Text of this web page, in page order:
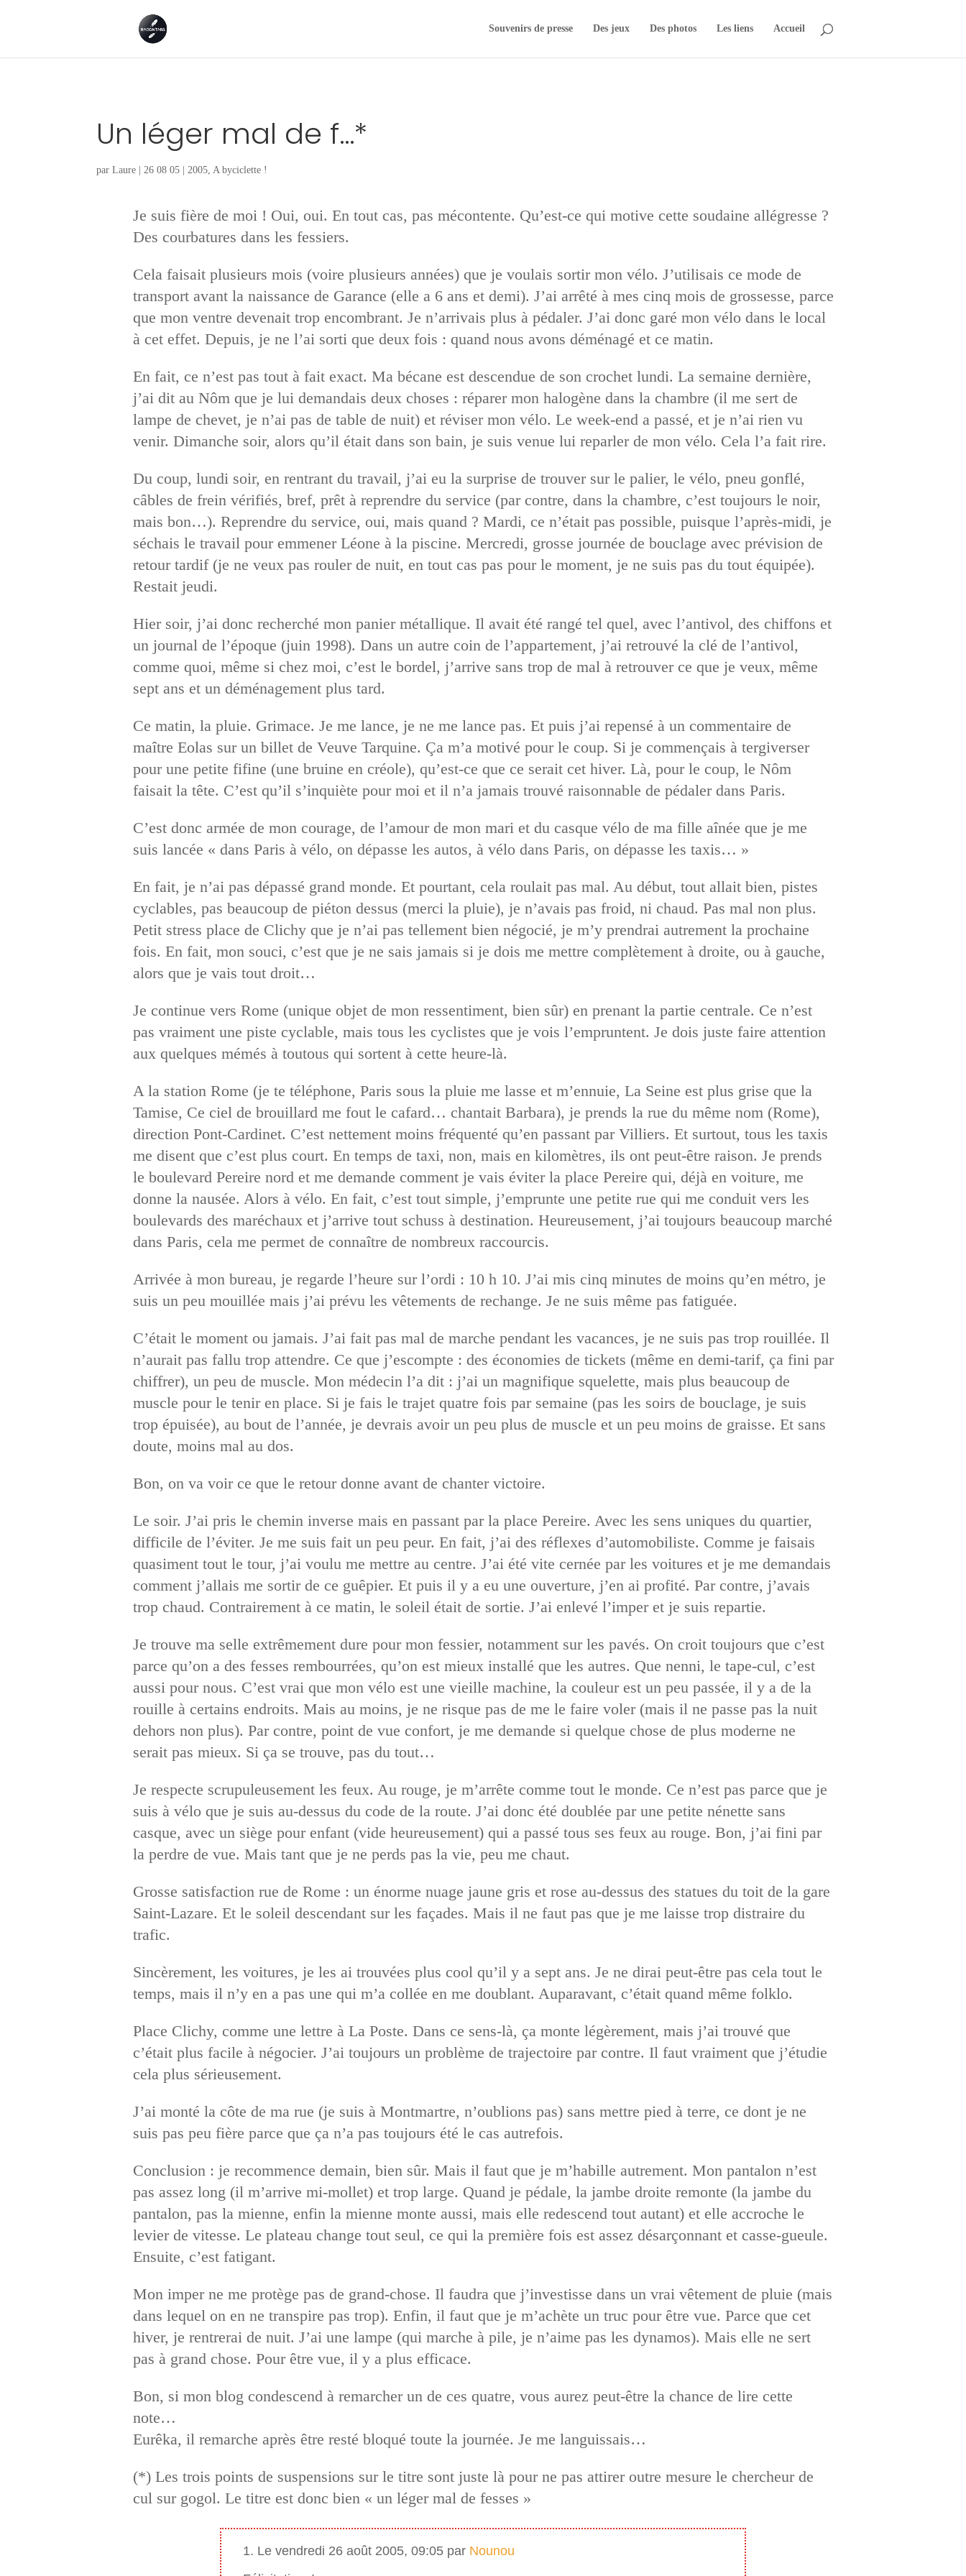
Souvenirs de presse Des jeux Des photos Les liens Accueil
Un léger mal de f…*
parLaure | 26 08 05 | 2005 A byciclette !
Je suis fière de moi ! Oui, oui. En tout cas, pas mécontente. Qu’est-ce qui motive cette soudaine allégresse ?
Des courbatures dans les fessiers.
Cela faisait plusieurs mois (voire plusieurs années) que je voulais sortir mon vélo. J’utilisais ce mode de
transport avant la naissance de Garance (elle a 6 ans et demi). J’ai arrêté à mes cinq mois de grossesse, parce
que mon ventre devenait trop encombrant. Je n’arrivais plus à pédaler. J’ai donc garé mon vélo dans le local
à cet effet. Depuis, je ne l’ai sorti que deux fois : quand nous avons déménagé et ce matin.
En fait, ce n’est pas tout à fait exact. Ma bécane est descendue de son crochet lundi. La semaine dernière,
j’ai dit au Nôm que je lui demandais deux choses : réparer mon halogène dans la chambre (il me sert de
lampe de chevet, je n’ai pas de table de nuit) et réviser mon vélo. Le week-end a passé, et je n’ai rien vu
venir. Dimanche soir, alors qu’il était dans son bain, je suis venue lui reparler de mon vélo. Cela l’a fait rire.
Du coup, lundi soir, en rentrant du travail, j’ai eu la surprise de trouver sur le palier, le vélo, pneu gonflé,
câbles de frein vérifiés, bref, prêt à reprendre du service (par contre, dans la chambre, c’est toujours le noir,
mais bon…). Reprendre du service, oui, mais quand ? Mardi, ce n’était pas possible, puisque l’après-midi, je
séchais le travail pour emmener Léone à la piscine. Mercredi, grosse journée de bouclage avec prévision de
retour tardif (je ne veux pas rouler de nuit, en tout cas pas pour le moment, je ne suis pas du tout équipée).
Restait jeudi.
Hier soir, j’ai donc recherché mon panier métallique. Il avait été rangé tel quel, avec l’antivol, des chiffons et
un journal de l’époque (juin 1998). Dans un autre coin de l’appartement, j’ai retrouvé la clé de l’antivol,
comme quoi, même si chez moi, c’est le bordel, j’arrive sans trop de mal à retrouver ce que je veux, même
sept ans et un déménagement plus tard.
Ce matin, la pluie. Grimace. Je me lance, je ne me lance pas. Et puis j’ai repensé à un commentaire de
maître Eolas sur un billet de Veuve Tarquine. Ça m’a motivé pour le coup. Si je commençais à tergiverser
pour une petite fifine (une bruine en créole), qu’est-ce que ce serait cet hiver. Là, pour le coup, le Nôm
faisait la tête. C’est qu’il s’inquiète pour moi et il n’a jamais trouvé raisonnable de pédaler dans Paris.
C’est donc armée de mon courage, de l’amour de mon mari et du casque vélo de ma fille aînée que je me
suis lancée « dans Paris à vélo, on dépasse les autos, à vélo dans Paris, on dépasse les taxis… »
En fait, je n’ai pas dépassé grand monde. Et pourtant, cela roulait pas mal. Au début, tout allait bien, pistes
cyclables, pas beaucoup de piéton dessus (merci la pluie), je n’avais pas froid, ni chaud. Pas mal non plus.
Petit stress place de Clichy que je n’ai pas tellement bien négocié, je m’y prendrai autrement la prochaine
fois. En fait, mon souci, c’est que je ne sais jamais si je dois me mettre complètement à droite, ou à gauche,
alors que je vais tout droit…
Je continue vers Rome (unique objet de mon ressentiment, bien sûr) en prenant la partie centrale. Ce n’est
pas vraiment une piste cyclable, mais tous les cyclistes que je vois l’empruntent. Je dois juste faire attention
aux quelques mémés à toutous qui sortent à cette heure-là.
A la station Rome (je te téléphone, Paris sous la pluie me lasse et m’ennuie, La Seine est plus grise que la
Tamise, Ce ciel de brouillard me fout le cafard… chantait Barbara), je prends la rue du même nom (Rome),
direction Pont-Cardinet. C’est nettement moins fréquenté qu’en passant par Villiers. Et surtout, tous les taxis
me disent que c’est plus court. En temps de taxi, non, mais en kilomètres, ils ont peut-être raison. Je prends
le boulevard Pereire nord et me demande comment je vais éviter la place Pereire qui, déjà en voiture, me
donne la nausée. Alors à vélo. En fait, c’est tout simple, j’emprunte une petite rue qui me conduit vers les
boulevards des maréchaux et j’arrive tout schuss à destination. Heureusement, j’ai toujours beaucoup marché
dans Paris, cela me permet de connaître de nombreux raccourcis.
Arrivée à mon bureau, je regarde l’heure sur l’ordi : 10 h 10. J’ai mis cinq minutes de moins qu’en métro, je
suis un peu mouillée mais j’ai prévu les vêtements de rechange. Je ne suis même pas fatiguée.
C’était le moment ou jamais. J’ai fait pas mal de marche pendant les vacances, je ne suis pas trop rouillée. Il
n’aurait pas fallu trop attendre. Ce que j’escompte : des économies de tickets (même en demi-tarif, ça fini par
chiffrer), un peu de muscle. Mon médecin l’a dit : j’ai un magnifique squelette, mais plus beaucoup de
muscle pour le tenir en place. Si je fais le trajet quatre fois par semaine (pas les soirs de bouclage, je suis
trop épuisée), au bout de l’année, je devrais avoir un peu plus de muscle et un peu moins de graisse. Et sans
doute, moins mal au dos.
Bon, on va voir ce que le retour donne avant de chanter victoire.
Le soir. J’ai pris le chemin inverse mais en passant par la place Pereire. Avec les sens uniques du quartier,
difficile de l’éviter. Je me suis fait un peu peur. En fait, j’ai des réflexes d’automobiliste. Comme je faisais
quasiment tout le tour, j’ai voulu me mettre au centre. J’ai été vite cernée par les voitures et je me demandais
comment j’allais me sortir de ce guêpier. Et puis il y a eu une ouverture, j’en ai profité. Par contre, j’avais
trop chaud. Contrairement à ce matin, le soleil était de sortie. J’ai enlevé l’imper et je suis repartie.
Je trouve ma selle extrêmement dure pour mon fessier, notamment sur les pavés. On croit toujours que c’est
parce qu’on a des fesses rembourrées, qu’on est mieux installé que les autres. Que nenni, le tape-cul, c’est
aussi pour nous. C’est vrai que mon vélo est une vieille machine, la couleur est un peu passée, il y a de la
rouille à certains endroits. Mais au moins, je ne risque pas de me le faire voler (mais il ne passe pas la nuit
dehors non plus). Par contre, point de vue confort, je me demande si quelque chose de plus moderne ne
serait pas mieux. Si ça se trouve, pas du tout…
Je respecte scrupuleusement les feux. Au rouge, je m’arrête comme tout le monde. Ce n’est pas parce que je
suis à vélo que je suis au-dessus du code de la route. J’ai donc été doublée par une petite nénette sans
casque, avec un siège pour enfant (vide heureusement) qui a passé tous ses feux au rouge. Bon, j’ai fini par
la perdre de vue. Mais tant que je ne perds pas la vie, peu me chaut.
Grosse satisfaction rue de Rome : un énorme nuage jaune gris et rose au-dessus des statues du toit de la gare
Saint-Lazare. Et le soleil descendant sur les façades. Mais il ne faut pas que je me laisse trop distraire du
trafic.
Sincèrement, les voitures, je les ai trouvées plus cool qu’il y a sept ans. Je ne dirai peut-être pas cela tout le
temps, mais il n’y en a pas une qui m’a collée en me doublant. Auparavant, c’était quand même folklo.
Place Clichy, comme une lettre à La Poste. Dans ce sens-là, ça monte légèrement, mais j’ai trouvé que
c’était plus facile à négocier. J’ai toujours un problème de trajectoire par contre. Il faut vraiment que j’étudie
cela plus sérieusement.
J’ai monté la côte de ma rue (je suis à Montmartre, n’oublions pas) sans mettre pied à terre, ce dont je ne
suis pas peu fière parce que ça n’a pas toujours été le cas autrefois.
Conclusion : je recommence demain, bien sûr. Mais il faut que je m’habille autrement. Mon pantalon n’est
pas assez long (il m’arrive mi-mollet) et trop large. Quand je pédale, la jambe droite remonte (la jambe du
pantalon, pas la mienne, enfin la mienne monte aussi, mais elle redescend tout autant) et elle accroche le
levier de vitesse. Le plateau change tout seul, ce qui la première fois est assez désarçonnant et casse-gueule.
Ensuite, c’est fatigant.
Mon imper ne me protège pas de grand-chose. Il faudra que j’investisse dans un vrai vêtement de pluie (mais
dans lequel on en ne transpire pas trop). Enfin, il faut que je m’achète un truc pour être vue. Parce que cet
hiver, je rentrerai de nuit. J’ai une lampe (qui marche à pile, je n’aime pas les dynamos). Mais elle ne sert
pas à grand chose. Pour être vue, il y a plus efficace.
Bon, si mon blog condescend à remarcher un de ces quatre, vous aurez peut-être la chance de lire cette
note…
Eurêka, il remarche après être resté bloqué toute la journée. Je me languissais…
(*) Les trois points de suspensions sur le titre sont juste là pour ne pas attirer outre mesure le chercheur de
cul sur gogol. Le titre est donc bien « un léger mal de fesses »
1. Le vendredi 26 août 2005, 09:05 par Nounou